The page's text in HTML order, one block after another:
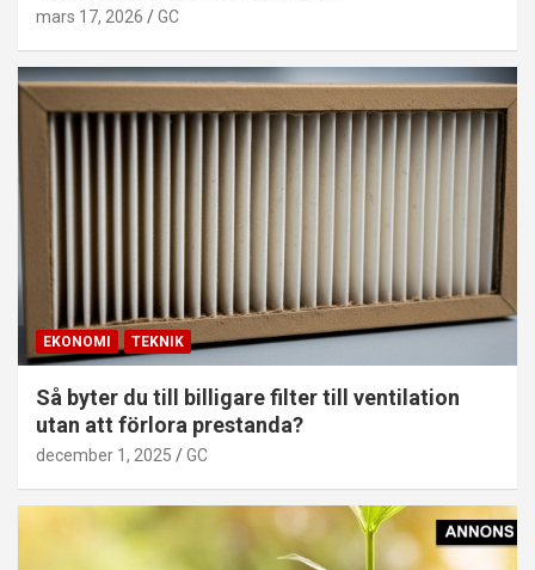
mars 17, 2026 GC
EKONOMI TEKNIK
Så byter du till billigare filter till ventilation
utan att förlora prestanda?
december 1, 2025 GC